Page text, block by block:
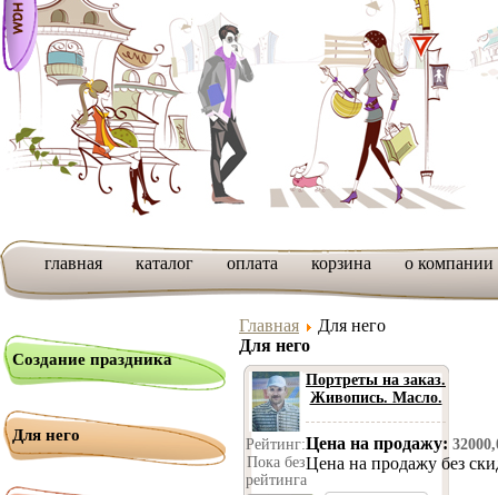
главная каталог оплата корзина о компании
Создание праздника
Для него
Главная
Для него
Для него
Рейтинг:
Пока без
рейтинга
Портреты на заказ.
Живопись. Масло.
Цена на продажу:
Цена на продажу без